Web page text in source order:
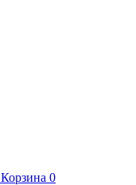
Корзина 0